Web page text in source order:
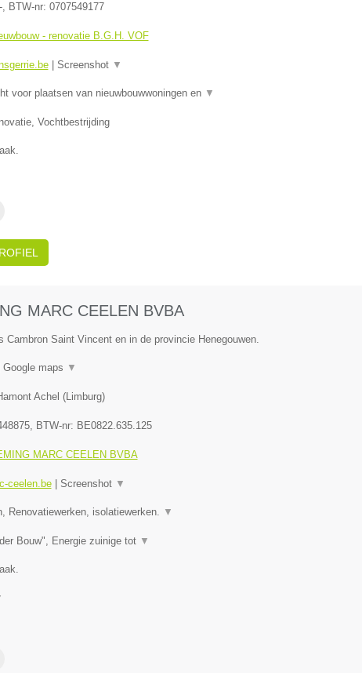
-, BTW-nr: 0707549177
- renovatie B.G.H. VOF
| Screenshot ▼
voor plaatsen van nieuwbouwwoningen en ▼
Vochtbestrijding
MARC CEELEN BVBA
Cambron Saint Vincent en in de provincie Henegouwen.
Google maps ▼
Achel (Limburg)
, BTW-nr: BE0822.635.125
MARC CEELEN BVBA
ceelen.be| Screenshot ▼
Renovatiewerken, isolatiewerken. ▼
Bouw", Energie zuinige tot ▼